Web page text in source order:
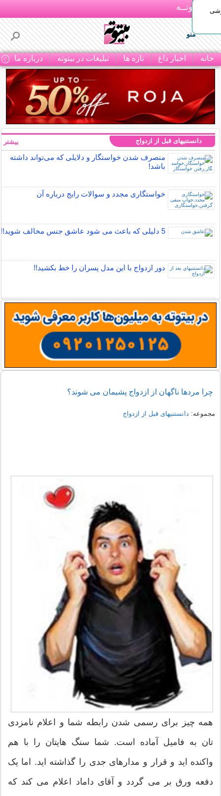
بـیتوتــه
منو
خانه اخبار داغ تازه ها تبلیغات در بیتوته درباره ما
دانستنیهای قبل از ازدواج
منصرف شدن خواستگار و دلایلی که می‌تواند داشته
باشد!
خواستگاری مجدد و سوالات رایج درباره آن
5 دلیلی که باعث می شود عاشق جنس مخالف شوید!!
دور ازدواج با این مدل پسران را خط بکشید!!
بیشتر
چرا مردها ناگهان از ازدواج پشیمان می شوند؟
مجموعه: دانستنیهای قبل از ازدواج
همه چیز برای رسمی شدن رابطه شما و اعلام نامزدی
تان به فامیل آماده است. شما سنگ هایتان را با هم
واکنده اید و قرار و مدارهای جدی را گذاشته اید. اما یک
دفعه ورق بر می گردد و آقای داماد اعلام می کند که